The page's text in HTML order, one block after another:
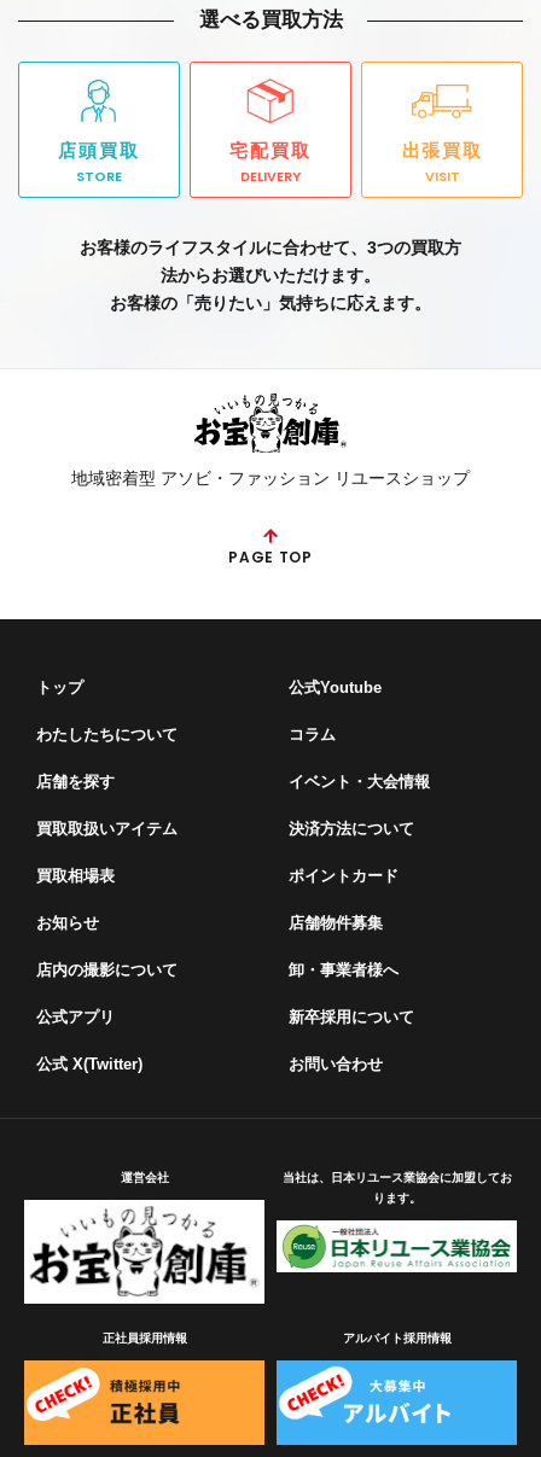
選べる買取方法
店頭買取
STORE
宅配買取
DELIVERY
出張買取
VISIT
お客様のライフスタイルに合わせて、3つの買取方
法からお選びいただけます。
お客様の「売りたい」気持ちに応えます。
地域密着型 アソビ・ファッション リユースショップ
PAGE TOP
トップ
わたしたちについて
店舗を探す
買取取扱いアイテム
買取相場表
お知らせ
店内の撮影について
公式アプリ
公式 X(Twitter)
公式Youtube
コラム
イベント・⼤会情報
決済方法について
ポイントカード
店舗物件募集
卸・事業者様へ
新卒採用について
お問い合わせ
運営会社
当社は、日本リユース業協会に加盟してお
ります。
正社員採用情報 アルバイト採用情報